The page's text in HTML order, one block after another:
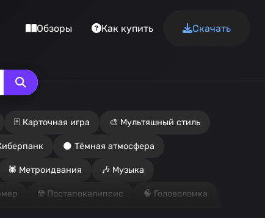
Обзоры Как купить Скачать
🃏 Карточная игра 🎨 Мультяшный стиль
🌑 Тёмная атмосфера
🕷️ Метроидвания 🎶 Музыка
☢️ Постапокалипсис 🧠 Головоломка